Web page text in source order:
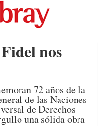
nos
72 años de la
de las Naciones
de Derechos
una sólida obra